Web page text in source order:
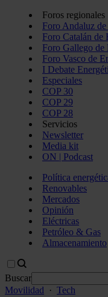
Foros regionales
Foro Andaluz de
Foro Catalán de
Foro Gallego de
Foro Vasco de
I Debate
Especiales
COP 30
COP 29
COP 28
Servicios
Newsletter
Media kit
ON | Podcast
Política
Renovables
Mercados
Opinión
Eléctricas
Petróleo & Gas
Almacenamiento
Buscar
Movilidad
· Tech